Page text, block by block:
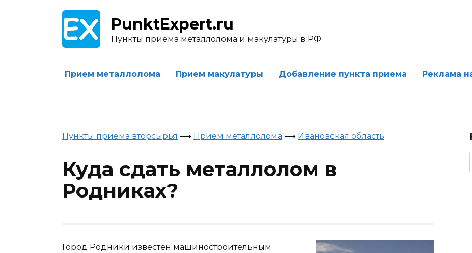
PunktExpert.ru
Пункты приема металлолома и макулатуры в РФ
Прием металлолома Прием макулатуры Добавление пункта приема Реклама
Пункты приема вторсырья ⟶ Прием металлолома ⟶ Ивановская область
Куда сдать металлолом в
Родниках?
Город Родники известен машиностроительным